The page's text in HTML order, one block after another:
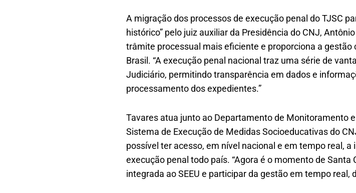
A migração dos processos de execução penal do TJSC
histórico” pelo juiz auxiliar da Presidência do CNJ,
trâmite processual mais eficiente e proporciona a
Brasil. “A execução penal nacional traz uma série de
Judiciário, permitindo transparência em dados e
processamento dos expedientes.”
Tavares atua junto ao Departamento de Monitoramento
Sistema de Execução de Medidas Socioeducativas do
possível ter acesso, em nível nacional e em tempo real,
execução penal todo país. “Agora é o momento de
integrada ao SEEU e participar da gestão em tempo real,